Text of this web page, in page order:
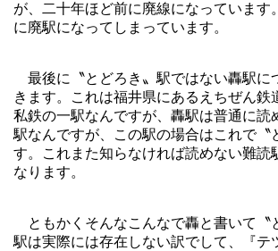
が、二十年ほど前に廃線になっています
に廃駅になってしまっています。
最後に〝とどろき〟駅ではない轟駅に
きます。これは福井県にあるえちぜん鉄
私鉄の一駅なんですが、轟駅は普通に読
駅なんですが、この駅の場合はこれで〝
す。これまた知らなければ読めない難読
なります。
ともかくそんなこんなで轟と書いて〝
駅は実際には存在しない訳でして、『テ